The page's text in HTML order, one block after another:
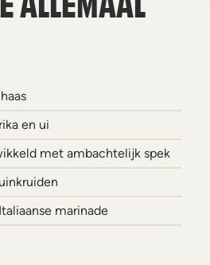
en ui
met ambachtelijk spek
marinade